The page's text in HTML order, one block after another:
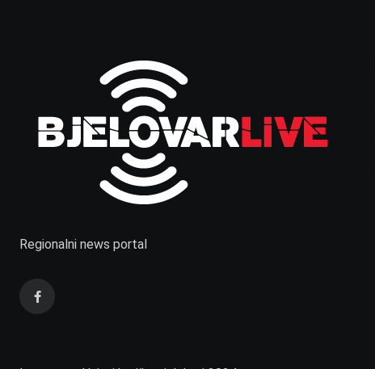
Regionalni news portal